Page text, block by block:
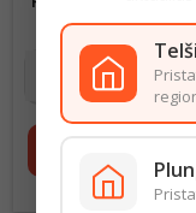
18
1,50 €